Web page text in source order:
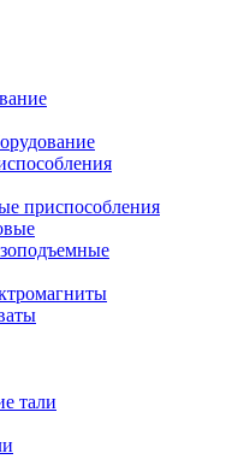
приспособления
тали